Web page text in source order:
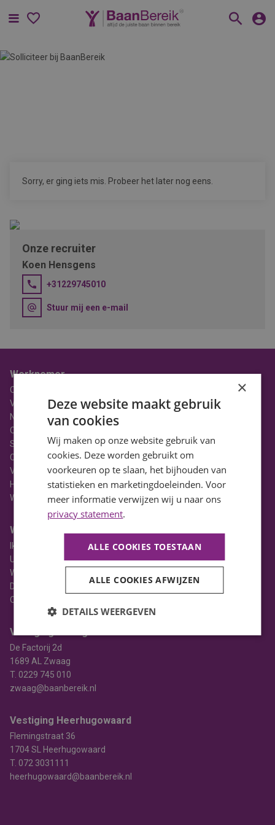
Menu
Sorry, er ging iets mis. Probeer het later nog eens.
Onze recruiter
Koen Hensgens
+31229745010
Stuur mij een e-mail
Werknemer
Over BaanBereik
Vacatures
Nieuws
Ons Team
Stages
Contact
Vacatures in Noord-Holland
HBO Vacatures
WO Vacatures
Werkgever
Ik heb een vacature
Uitzenden
Werving & selectie
Detacheren
Opleiden
Vestiging Zwaag
De Factorij 2d
1689 AL Zwaag
T. 0229 745 010
zwaag@baanbereik.nl
Vestiging Heerhugowaard
Flemingstraat 36
1704 SL Heerhugowaard
T. 072 3031111
heerhugowaard@baanbereik.nl
×
Deze website maakt gebruik
van cookies
Wij maken op onze website gebruik van
cookies. Deze worden gebruikt om
voorkeuren op te slaan, het bijhouden van
statistieken en marketingdoeleinden. Voor
meer informatie verwijzen wij u naar ons
privacy statement.
ALLE COOKIES TOESTAAN
ALLE COOKIES AFWIJZEN
DETAILS WEERGEVEN